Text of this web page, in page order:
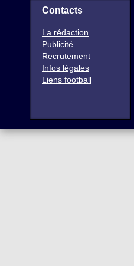
Contacts
La rédaction
Publicité
Recrutement
Infos légales
Liens football